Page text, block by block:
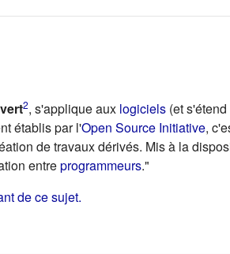
2, s'applique aux logiciels (et
établis par l'Open Source Initiative,
de travaux dérivés. Mis à la
entreprogrammeurs."
de ce sujet(s'ouvre dans un nouvel
.